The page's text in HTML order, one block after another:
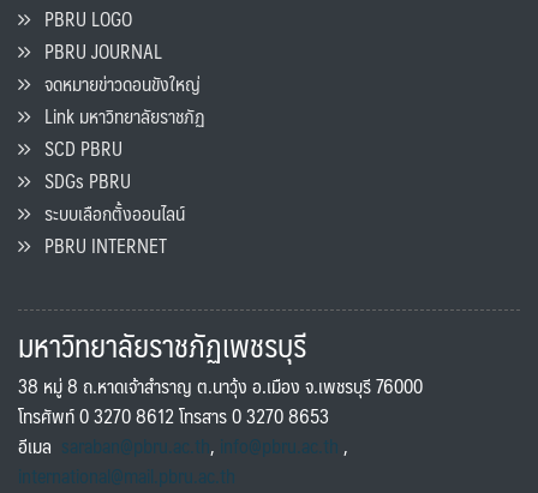
PBRU LOGO
PBRU JOURNAL
จดหมายข่าวดอนขังใหญ่
Link มหาวิทยาลัยราชภัฏ
SCD PBRU
SDGs PBRU
ระบบเลือกตั้งออนไลน์
PBRU INTERNET
มหาวิทยาลัยราชภัฏเพชรบุรี
38 หมู่ 8 ถ.หาดเจ้าสำราญ ต.นาวุ้ง อ.เมือง จ.เพชรบุรี 76000
โทรศัพท์ 0 3270 8612 โทรสาร 0 3270 8653
อีเมล saraban@pbru.ac.th, info@pbru.ac.th,
international@mail.pbru.ac.th